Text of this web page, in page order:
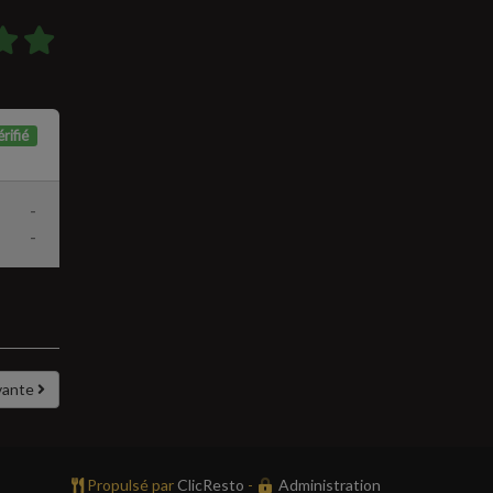
-
-
Propulsé par ClicResto - Administration